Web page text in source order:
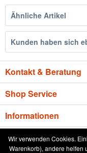
Ähnliche Artikel
Kunden haben sich
Kontakt & Beratung
Shop Service
Informationen
Newsletter
Wir verwenden Cookies.
Warenkorb), andere helfen